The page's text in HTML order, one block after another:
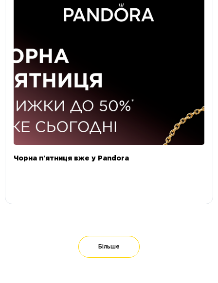
Чорна пʼятниця вже у Pandora
Більше